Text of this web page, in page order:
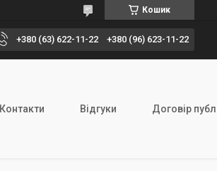
Кошик
+380 (63) 622-11-22 +380 (96) 623-11-22
Контакти Відгуки Договір